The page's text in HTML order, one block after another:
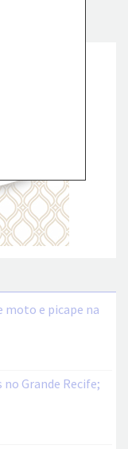
moto e picape na
Grande Recife;